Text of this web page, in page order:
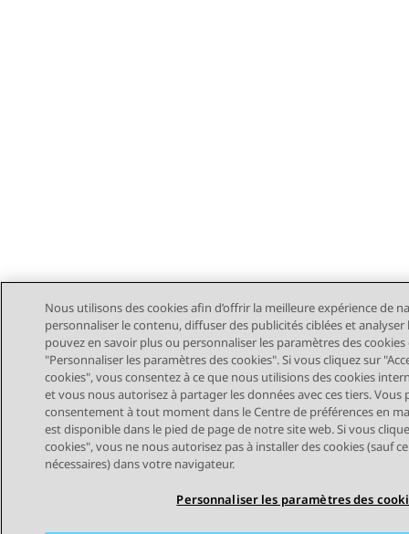
STAY CONNECTED
Nous utilisons des cookies afin d’offrir la meilleure expérience de
personnaliser le contenu, diffuser des publicités ciblées et analyser
pouvez en savoir plus ou personnaliser les paramètres des
"Personnaliser les paramètres des cookies". Si vous cliquez sur
cookies", vous consentez à ce que nous utilisions des cookies
et vous nous autorisez à partager les données avec ces tiers.
consentement à tout moment dans le Centre de préférences en
est disponible dans le pied de page de notre site web. Si vous
cookies", vous ne nous autorisez pas à installer des cookies (sauf
nécessaires) dans votre navigateur.
Personnaliser les paramètres des